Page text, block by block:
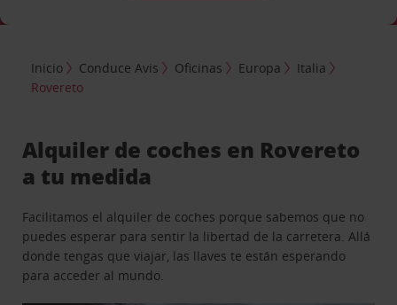
Inicio Conduce Avis Oficinas Europa
Italia
Rovereto
Alquiler de coches en Rovereto
a tu medida
Facilitamos el alquiler de coches porque sabemos que no
puedes esperar para sentir la libertad de la carretera. Allá
donde tengas que viajar, las llaves te están esperando
para acceder al mundo.